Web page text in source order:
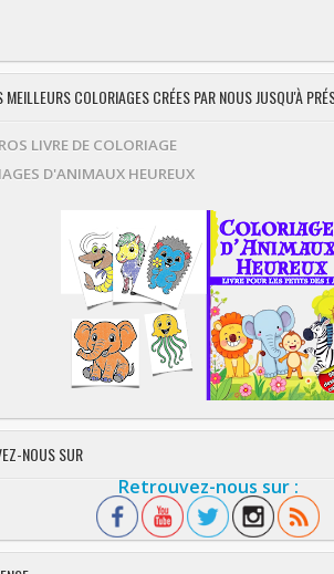
MEILLEURS COLORIAGES CRÉES PAR NOUS JUSQU'À
LIVRE DE COLORIAGE
D'ANIMAUX HEUREUX
NOUS SUR
Retrouvez-nous sur :